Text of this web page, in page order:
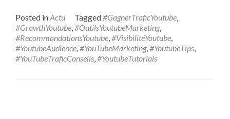
Posted inActu Tagged#GagnerTraficYoutube,
#GrowthYoutube,#OutilsYoutubeMarketing,
#RecommandationsYoutube,#VisibilitéYoutube,
#YoutubeAudience,#YouTubeMarketing,#YoutubeTips,
#YouTubeTraficConseils,#YoutubeTutorials